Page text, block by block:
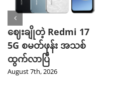
ဈေးချိုတဲ့ Redmi 17
5G စမတ်ဖုန်း အသစ်
ထွက်လာပြီ
August 7th, 2026